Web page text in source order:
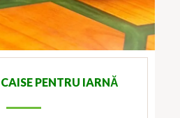
PENTRU IARNĂ